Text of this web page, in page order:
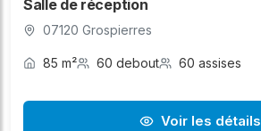
Salle de réception
07120 Grospierres
85 m² 60 debout 60 assises
Voir les détails